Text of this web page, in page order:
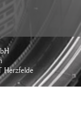
Herzfelde